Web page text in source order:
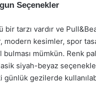
Seçenekler
tarzı vardır ve
modern kesimler, spor
mümkün. Renk
siyah-beyaz
günlük gezilerde